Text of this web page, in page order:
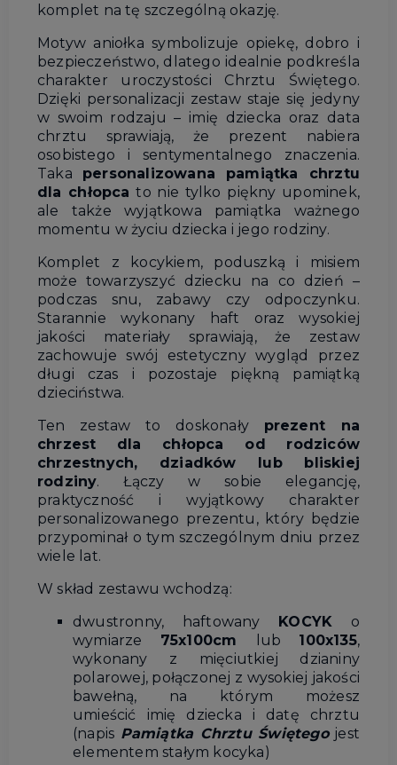
komplet natę szczególną okazję.
Motyw aniołkasymbolizuje opiekę, dobro i
bezpieczeństwo, dlatego idealnie podkreśla
charakter uroczystości Chrztu Świętego.
Dzięki personalizacji zestaw stajesię jedyny
w swoim rodzaju – imię dziecka oraz data
chrztu sprawiają, że prezent
nabiera
osobistego isentymentalnego znaczenia.
Taka personalizowana pamiątka chrztu
dla chłopca to nie tylko piękny upominek,
ale także wyjątkowa pamiątka ważnego
momentu wżyciu dziecka i jego rodziny.
Komplet z kocykiem, poduszką i
misiem
może towarzyszyć dziecku na co dzień –
podczas snu, zabawy czy odpoczynku.
Starannie wykonany haft orazwysokiej
jakości
materiały sprawiają,że zestaw
zachowujeswój estetycznywygląd przez
długi czas i pozostaje piękną pamiątką
dzieciństwa.
Ten zestawto doskonały prezent na
chrzest dla chłopca od rodziców
chrzestnych, dziadków lub bliskiej
rodziny.Łączywsobie elegancję,
praktyczność iwyjątkowy charakter
personalizowanego prezentu, który będzie
przypominał otymszczególnym dniu przez
wiele lat.
W skład zestawu wchodzą:
dwustronny, haftowany KOCYK o
wymiarze 75x100cm lub 100x135,
wykonany z mięciutkiej dzianiny
polarowej, połączonej z wysokiej jakości
bawełną, na którym możesz
umieścić imię dziecka i datę chrztu
(napis Pamiątka Chrztu Świętego jest
elementem stałym kocyka)